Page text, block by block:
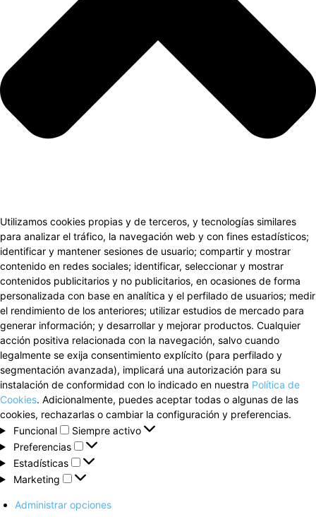
Utilizamos cookies propias y de terceros, y tecnologías similares
para analizar el tráfico, la navegación web y con fines estadísticos;
identificar y mantener sesiones de usuario; compartir y mostrar
contenido en redes sociales; identificar, seleccionar y mostrar
contenidos publicitarios y no publicitarios, en ocasiones de forma
personalizada con base en analítica y el perfilado de usuarios; medir
el rendimiento de los anteriores; utilizar estudios de mercado para
generar información; y desarrollar y mejorar productos. Cualquier
acción positiva relacionada con la navegación, salvo cuando
legalmente se exija consentimiento explícito (para perfilado y
segmentación avanzada), implicará una autorización para su
instalación de conformidad con lo indicado en nuestra Política de
Cookies. Adicionalmente, puedes aceptar todas o algunas de las
cookies, rechazarlas o cambiar la configuración y preferencias.
Funcional
Funcional
Siempre activo
Preferencias
Preferencias
Estadísticas
Estadísticas
Marketing
Marketing
Administrar opciones